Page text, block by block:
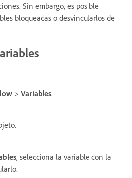
Sin embargo, es posible
bloqueadas o desvincularlos de
> Variables.
, selecciona la variable con la